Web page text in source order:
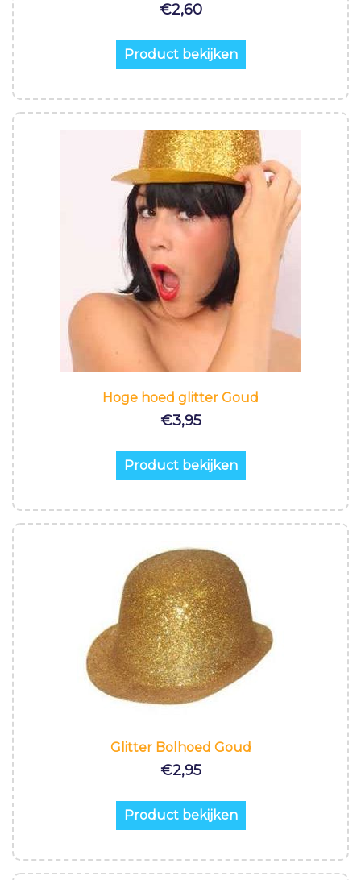
€2,60
Product bekijken
Hoge hoed glitter Goud
€3,95
Product bekijken
Glitter Bolhoed Goud
€2,95
Product bekijken